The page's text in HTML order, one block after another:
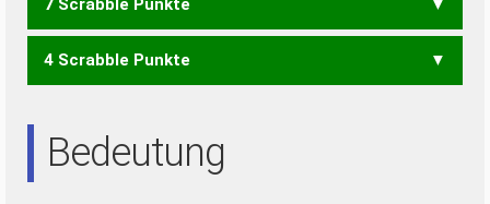
ACHS ASCH CASH
7 Scrabble Punkte
ACH
4 Scrabble Punkte
Bedeutung